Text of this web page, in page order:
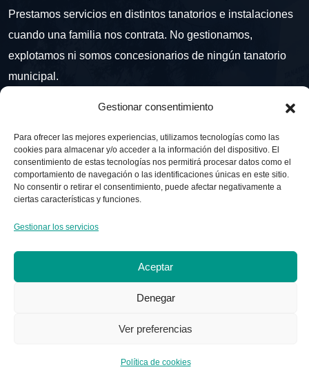
Gestionar consentimiento
Para ofrecer las mejores experiencias, utilizamos tecnologías como las
cookies para almacenar y/o acceder a la información del dispositivo. El
consentimiento de estas tecnologías nos permitirá procesar datos como el
comportamiento de navegación o las identificaciones únicas en este sitio.
No consentir o retirar el consentimiento, puede afectar negativamente a
ciertas características y funciones.
Gestionar los servicios
Aceptar
Denegar
Ver preferencias
Política de cookies
Prestamos servicios en distintos tanatorios e instalaciones
cuando una familia nos contrata. No gestionamos,
explotamos ni somos concesionarios de ningún tanatorio
municipal.
Ctra. del Doctoral, 16, 04006 Almería
+34 687 650 095
todos los derechos